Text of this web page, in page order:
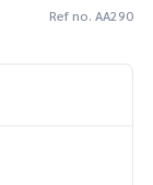
Ref no. AA290